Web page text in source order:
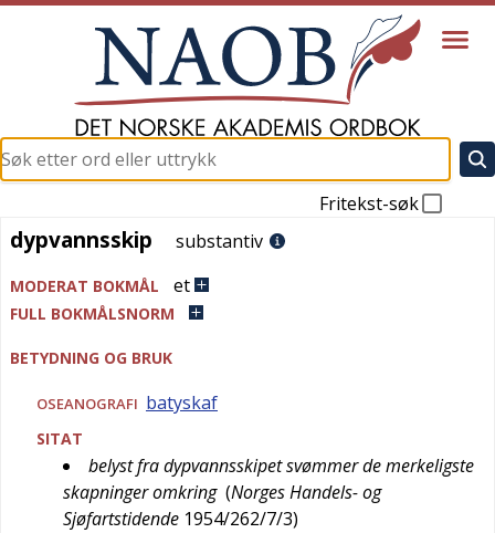
Fritekst-søk
dypvannsskip
dypvannsskip substantiv
MODERAT BOKMÅL et
FULL BOKMÅLSNORM
BETYDNING OG BRUK
OSEANOGRAFI batyskaf
SITAT
belyst fra dypvannsskipet svømmer de merkeligste
skapninger omkring (Norges Handels- og
Sjøfartstidende 1954/262/7/3)